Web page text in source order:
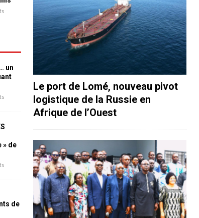
un
» de
de
Le port de Lomé, nouveau pivot
logistique de la Russie en
Afrique de l’Ouest